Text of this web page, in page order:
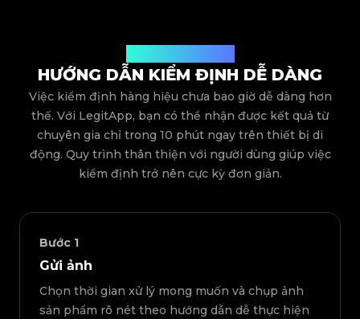
HƯỚNG DẪN KIỂM ĐỊNH DỄ DÀNG
Việc kiểm định hàng hiệu chưa bao giờ dễ dàng hơn
thế. Với LegitApp, bạn có thể nhận được kết quả từ
chuyên gia chỉ trong 10 phút ngay trên thiết bị di
động. Quy trình thân thiện với người dùng giúp việc
kiểm định trở nên cực kỳ đơn giản.
Bước 1
Gửi ảnh
Chọn thời gian xử lý mong muốn và chụp ảnh
sản phẩm rõ nét theo hướng dẫn dễ thực hiện